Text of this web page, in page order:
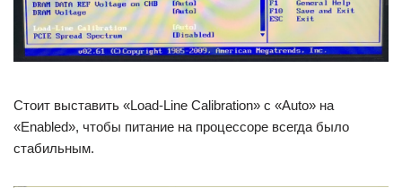
Стоит выставить «Load-Line Calibration» c «Auto» на
«Enabled», чтобы питание на процессоре всегда было
стабильным.